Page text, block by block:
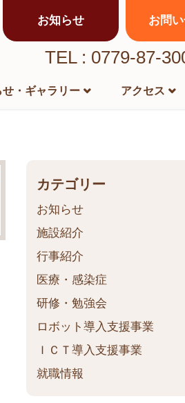
お知らせ お問
TEL : 0779-87-
せ・ギャラリー アクセス
カテゴリー
お知らせ
施設紹介
行事紹介
医療・感染症
研修・勉強会
ロボット導入支援事業
ＩＣＴ導入支援事業
就職情報